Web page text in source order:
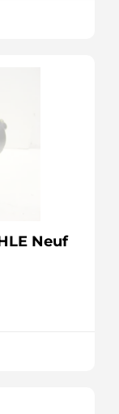
Neuf